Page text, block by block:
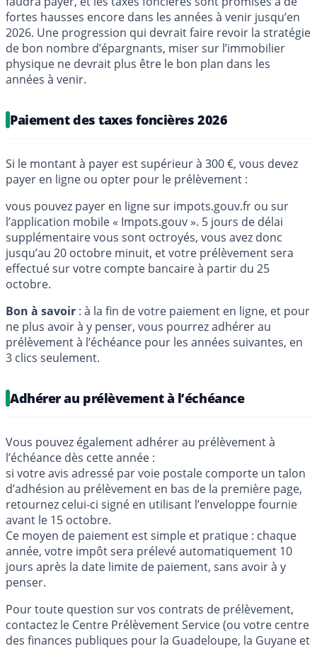
fortes hausses encore dans les années à venir jusqu’en
2026. Une progression qui devrait faire revoir la stratégie
de bon nombre d’épargnants, miser sur l’immobilier
physique ne devrait plus être le bon plan dans les
années à venir.
Paiement des taxes foncières 2026
Si le montant à payer est supérieur à 300 €, vous devez
payer en ligne ou opter pour le prélèvement :
vous pouvez payer en ligne sur impots.gouv.fr ou sur
l’application mobile « Impots.gouv ». 5 jours de délai
supplémentaire vous sont octroyés, vous avez donc
jusqu’au 20 octobre minuit, et votre prélèvement sera
effectué sur votre compte bancaire à partir du 25
octobre.
Bon à savoir : à la fin de votre paiement en ligne, et pour
ne plus avoir à y penser, vous pourrez adhérer au
prélèvement à l’échéance pour les années suivantes, en
3 clics seulement.
Adhérer au prélèvement à l’échéance
Vous pouvez également adhérer au prélèvement à
l’échéance dès cette année :
si votre avis adressé par voie postale comporte un talon
d’adhésion au prélèvement en bas de la première page,
retournez celui-ci signé en utilisant l’enveloppe fournie
avant le 15 octobre.
Ce moyen de paiement est simple et pratique : chaque
année, votre impôt sera prélevé automatiquement 10
jours après la date limite de paiement, sans avoir à y
penser.
Pour toute question sur vos contrats de prélèvement,
contactez le Centre Prélèvement Service (ou votre centre
des finances publiques pour la Guadeloupe, la Guyane et